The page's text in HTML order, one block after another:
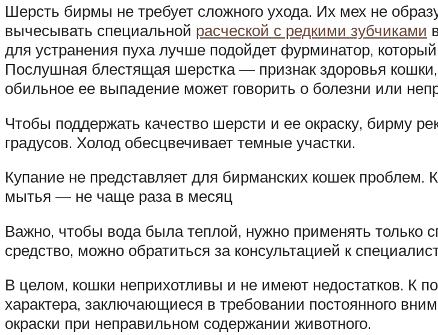
Шерсть бирмы не требует сложного ухода. Их мех не
вычесывать специальной расческой с редкими зубчиками
для устранения пуха лучше подойдет фурминатор,
Послушная блестящая шерстка — признак здоровья
обильное ее выпадение может говорить о болезни или
Чтобы поддержать качество шерсти и ее окраску, бирму
градусов. Холод обесцвечивает темные участки.
Купание не представляет для бирманских кошек проблем.
мытья — не чаще раза в месяц
Важно, чтобы вода была теплой, нужно применять
средство, можно обратиться за консультацией к
В целом, кошки неприхотливы и не имеют недостатков. К
характера, заключающиеся в требовании постоянного
окраски при неправильном содержании животного.